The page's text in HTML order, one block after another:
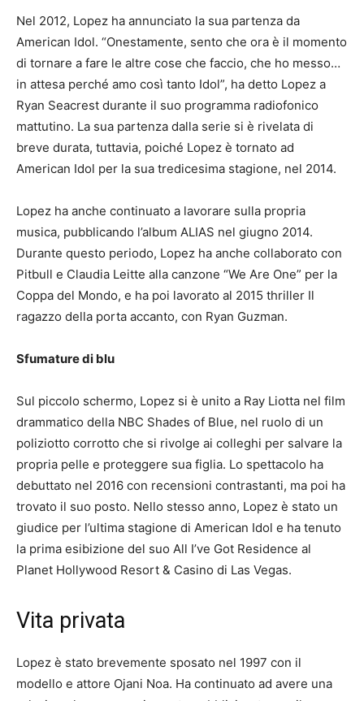
Nel 2012, Lopez ha annunciato la sua partenza da
American Idol. “Onestamente, sento che ora è il momento
di tornare a fare le altre cose che faccio, che ho messo…
in attesa perché amo così tanto Idol”, ha detto Lopez a
Ryan Seacrest durante il suo programma radiofonico
mattutino. La sua partenza dalla serie si è rivelata di
breve durata, tuttavia, poiché Lopez è tornato ad
American Idol per la sua tredicesima stagione, nel 2014.
Lopez ha anche continuato a lavorare sulla propria
musica, pubblicando l’album ALIAS nel giugno 2014.
Durante questo periodo, Lopez ha anche collaborato con
Pitbull e Claudia Leitte alla canzone “We Are One” per la
Coppa del Mondo, e ha poi lavorato al 2015 thriller Il
ragazzo della porta accanto, con Ryan Guzman.
Sfumature di blu
Sul piccolo schermo, Lopez si è unito a Ray Liotta nel film
drammatico della NBC Shades of Blue, nel ruolo di un
poliziotto corrotto che si rivolge ai colleghi per salvare la
propria pelle e proteggere sua figlia. Lo spettacolo ha
debuttato nel 2016 con recensioni contrastanti, ma poi ha
trovato il suo posto. Nello stesso anno, Lopez è stato un
giudice per l’ultima stagione di American Idol e ha tenuto
la prima esibizione del suo All I’ve Got Residence al
Planet Hollywood Resort & Casino di Las Vegas.
Vita privata
Lopez è stato brevemente sposato nel 1997 con il
modello e attore Ojani Noa. Ha continuato ad avere una